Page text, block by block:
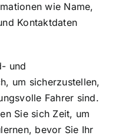
wie Name,
Kontaktdaten
und
um sicherzustellen,
Fahrer sind.
Sie sich Zeit, um
bevor Sie Ihr